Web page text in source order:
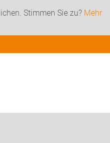
Stimmen Sie zu? Mehr